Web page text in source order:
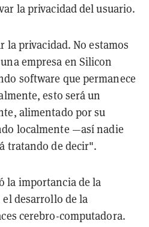
la privacidad del usuario.
la privacidad. No estamos
empresa en Silicon
software que permanece
esto será un
alimentado por su
localmente —así nadie
tratando de decir".
la importancia de la
desarrollo de la
cerebro-computadora.